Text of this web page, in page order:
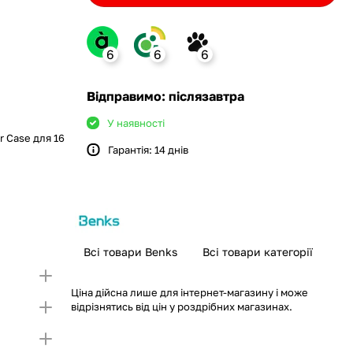
Case для 16
6
картку і створіть
6
частинами.
6
першої частини платежу та Першого
Відправимо: післязавтра
У наявності
Гарантія: 14 днів
Всі товари Benks Всі товари категорії
Ціна дійсна лише для інтернет-магазину і може
відрізнятись від цін у роздрібних магазинах.